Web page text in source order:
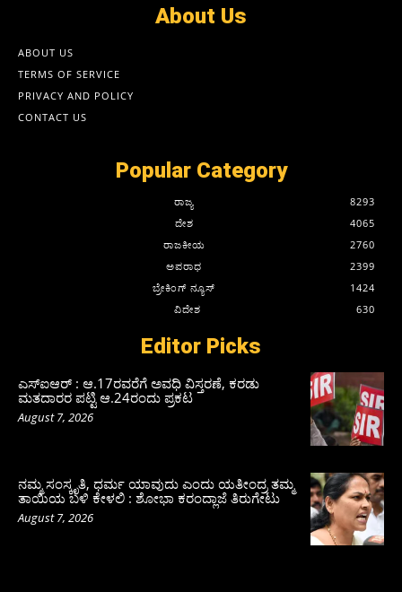
About Us
ABOUT US
TERMS OF SERVICE
PRIVACY AND POLICY
CONTACT US
Popular Category
ರಾಜ್ಯ
8293
ದೇಶ
4065
ರಾಜಕೀಯ
2760
ಅಪರಾಧ
2399
ಬ್ರೇಕಿಂಗ್ ನ್ಯೂಸ್
1424
ವಿದೇಶ
630
Editor Picks
ಎಸ್‌ಐಆರ್‌ : ಆ.17ರವರೆಗೆ ಅವಧಿ ವಿಸ್ತರಣೆ, ಕರಡು
ಮತದಾರರ ಪಟ್ಟಿ ಆ.24ರಂದು ಪ್ರಕಟ
August 7, 2026
ನಮ್ಮ ಸಂಸ್ಕೃತಿ, ಧರ್ಮ ಯಾವುದು ಎಂದು ಯತೀಂದ್ರ ತಮ್ಮ
ತಾಯಿಯ ಬಳಿ ಕೇಳಲಿ : ಶೋಭಾ ಕರಂದ್ಲಾಜೆ ತಿರುಗೇಟು
August 7, 2026